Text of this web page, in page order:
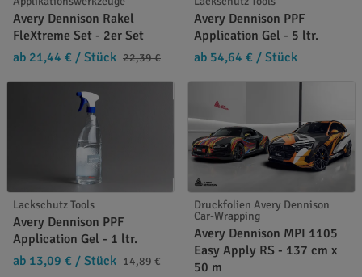
Avery Dennison Rakel
FleXtreme Set - 2er Set
ab 21,44 € / Stück 22,39 €
Avery Dennison PPF
Application Gel - 5 ltr.
ab 54,64 € / Stück
Lackschutz Tools
Avery Dennison PPF
Application Gel - 1 ltr.
ab 13,09 € / Stück 14,89 €
Druckfolien Avery Dennison
Car-Wrapping
Avery Dennison MPI 1105
Easy Apply RS - 137 cm x
50 m